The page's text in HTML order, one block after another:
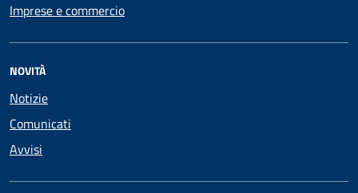
Imprese e commercio
NOVITÀ
Notizie
Comunicati
Avvisi